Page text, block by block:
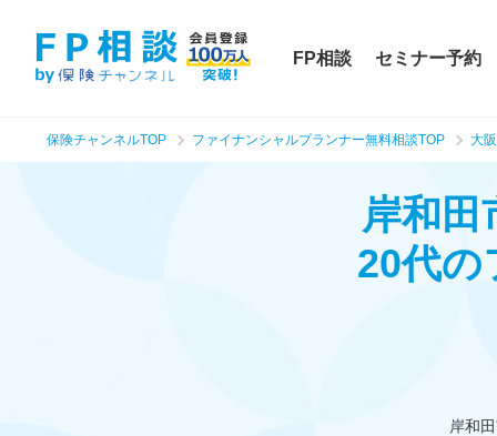
FP相談 セミナー予約
保険チャンネルTOP ファイナンシャルプランナー無料相談TOP 大
岸和
20代の
岸和